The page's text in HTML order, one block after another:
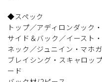
◆スペック
トップ／アディロンダック
サイド＆バック／イースト
ネック／ジュニイン・マホ
ブレイシング・スキャロッ
ード